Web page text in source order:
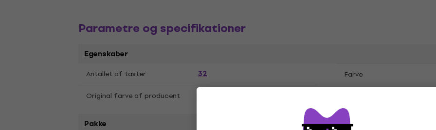
Parametre og specifikationer
Egenskaber
Antallet af taster 32
Farve
Original farve af producent
Pakke